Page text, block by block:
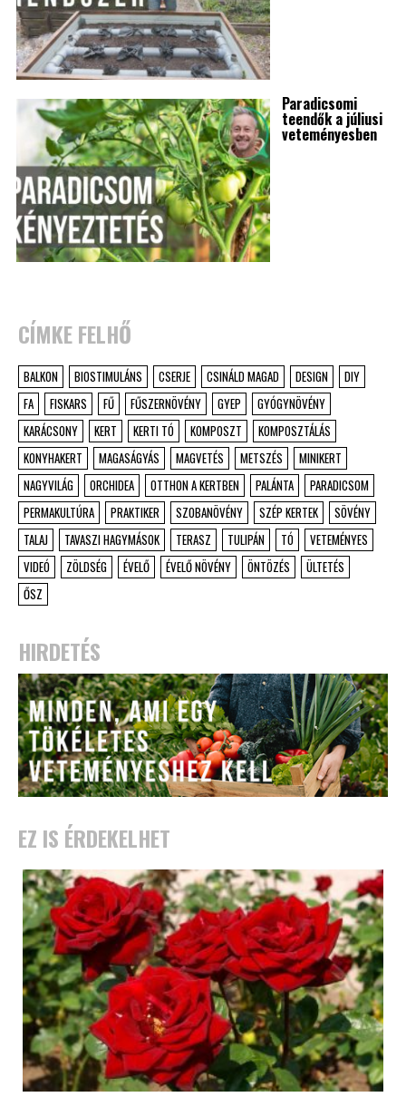
Paradicsomi
teendők a júliusi
veteményesben
CÍMKE FELHŐ
BALKON BIOSTIMULÁNS CSERJE CSINÁLD MAGAD DESIGN
DIY
FA
FISKARS FŰ FŰSZERNÖVÉNY GYEP
GYÓGYNÖVÉNY
KARÁCSONY
KERT KERTI TÓ KOMPOSZT
KOMPOSZTÁLÁS
KONYHAKERT
MAGASÁGYÁS MAGVETÉS METSZÉS
MINIKERT
NAGYVILÁG
ORCHIDEA OTTHON A KERTBEN PALÁNTA
PARADICSOM
PERMAKULTÚRA
PRAKTIKER SZOBANÖVÉNY SZÉP KERTEK
SÖVÉNY
TALAJ
TAVASZI HAGYMÁSOK TERASZ TULIPÁN TÓ
VETEMÉNYES
VIDEÓ
ZÖLDSÉG ÉVELŐ ÉVELŐ NÖVÉNY ÖNTÖZÉS
ÜLTETÉS
ŐSZ
HIRDETÉS
EZ IS ÉRDEKELHET